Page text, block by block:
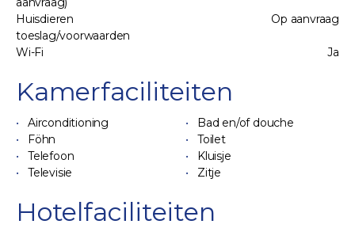
Huisdieren
toeslag/voorwaarden
Op aanvraag
Wi-Fi Ja
Kamerfaciliteiten
Airconditioning
Bad en/of douche
Föhn
Toilet
Telefoon
Kluisje
Televisie
Zitje
Hotelfaciliteiten